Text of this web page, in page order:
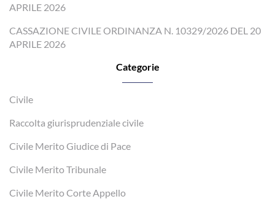
APRILE 2026
CASSAZIONE CIVILE ORDINANZA N. 10329/2026 DEL 20
APRILE 2026
Categorie
Civile
Raccolta giurisprudenziale civile
Civile Merito Giudice di Pace
Civile Merito Tribunale
Civile Merito Corte Appello